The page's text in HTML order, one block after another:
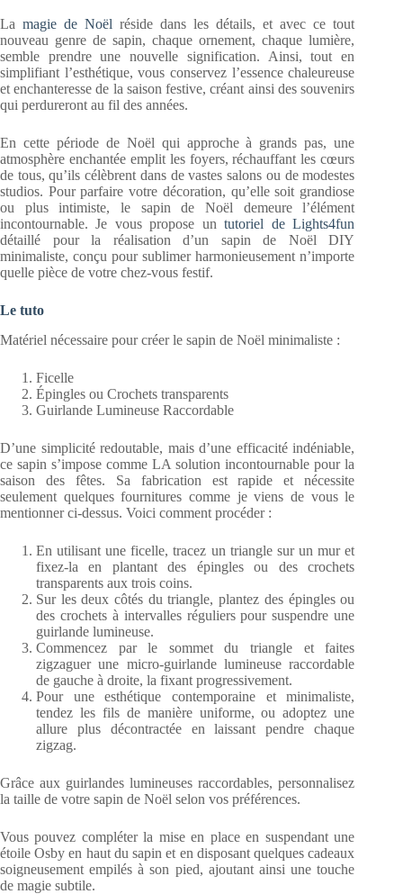
Lamagie de Noël réside dans les détails, et avec ce tout
nouveau genre de sapin, chaque ornement, chaque lumière,
semble prendre une nouvelle signification. Ainsi, tout en
simplifiant l’esthétique, vous conservez l’essence chaleureuse
et enchanteresse de la saison festive, créant ainsi des souvenirs
qui perdureront au fil des années.
En cette période de Noël qui approche à grands pas, une
atmosphère enchantée emplit les foyers, réchauffant les cœurs
de tous, qu’ils célèbrent dans de vastes salons ou de modestes
studios. Pour parfaire votre décoration, qu’elle soit grandiose
ou plus intimiste, le sapin de Noël demeure l’élément
incontournable. Je vous propose untutoriel de Lights4fun
détaillé pour la réalisation d’un sapin de Noël DIY
minimaliste, conçu pour sublimer harmonieusement n’importe
quelle pièce de votre chez-vous festif.
Le tuto
Matériel nécessaire pour créer le sapin de Noël minimaliste :
Ficelle
Épingles ou Crochets transparents
Guirlande Lumineuse Raccordable
D’une simplicité redoutable, mais d’une efficacité indéniable,
ce sapin s’impose comme LA solution incontournable pour la
saison des fêtes. Sa fabrication est rapide et nécessite
seulement quelques fournitures comme je viens de vous le
mentionner ci-dessus. Voici comment procéder :
En utilisant une ficelle, tracez un triangle sur un mur et
fixez-la en plantant des épingles ou des crochets
transparents aux trois coins.
Sur les deux côtés du triangle, plantez des épingles ou
des crochets à intervalles réguliers pour suspendre une
guirlande lumineuse.
Commencez par le sommet du triangle et faites
zigzaguer une micro-guirlande lumineuse raccordable
de gauche à droite, la fixant progressivement.
Pour une esthétique contemporaine et minimaliste,
tendez les fils de manière uniforme, ou adoptez une
allure plus décontractée en laissant pendre chaque
zigzag.
Grâce aux guirlandes lumineuses raccordables, personnalisez
la taille de votre sapin de Noël selon vos préférences.
Vous pouvez compléter la mise en place en suspendant une
étoile Osby en haut du sapin et en disposant quelques cadeaux
soigneusement empilés à son pied, ajoutant ainsi une touche
de magie subtile.